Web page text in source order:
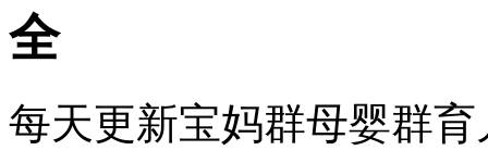
全
每天更新宝妈群母婴群